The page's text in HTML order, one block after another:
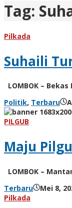
Tag:
Pilkada
Suhaili
LOMBOK –
Politik, Terbaru
PILGUB
Maju
LOMBOK –
Terbaru
Mei 8,
Pilkada